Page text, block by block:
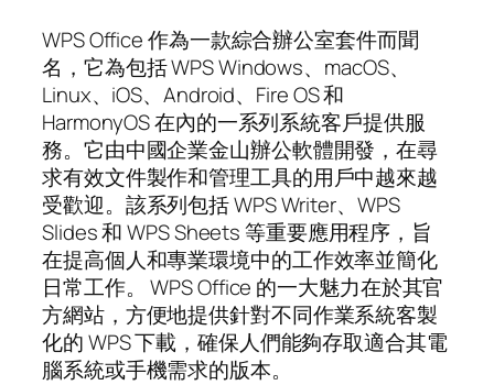
WPS Office 作為一款綜合辦公室套件而聞
名，它為包括 WPS Windows、macOS、
Linux、iOS、Android、Fire OS 和
HarmonyOS 在內的一系列系統客戶提供服
務。它由中國企業金山辦公軟體開發，在尋
求有效文件製作和管理工具的用戶中越來越
受歡迎。該系列包括 WPS Writer、WPS
Slides 和 WPS Sheets 等重要應用程序，旨
在提高個人和專業環境中的工作效率並簡化
日常工作。 WPS Office 的一大魅力在於其官
方網站，方便地提供針對不同作業系統客製
化的 WPS 下載，確保人們能夠存取適合其電
腦系統或手機需求的版本。